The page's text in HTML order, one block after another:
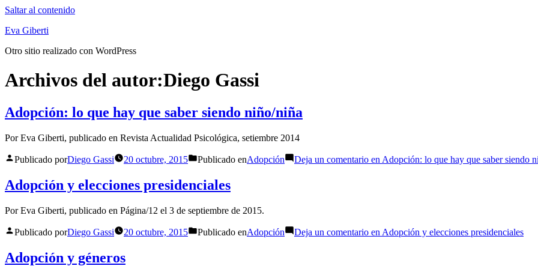
Saltar al contenido
Eva Giberti
Otro sitio realizado con WordPress
Archivos del autor:Diego Gassi
Adopción: lo que hay que saber siendo niño/niña
Por Eva Giberti, publicado en Revista Actualidad Psicológica, setiembre 2014
Publicado porDiego Gassi 20 octubre, 2015 Publicado enAdopción Deja un comentario en Adopción: lo que hay que saber siendo
Adopción y elecciones presidenciales
Por Eva Giberti, publicado en Página/12 el 3 de septiembre de 2015.
Publicado porDiego Gassi 20 octubre, 2015 Publicado enAdopción Deja un comentario en Adopción y elecciones presidenciales
Adopción y géneros